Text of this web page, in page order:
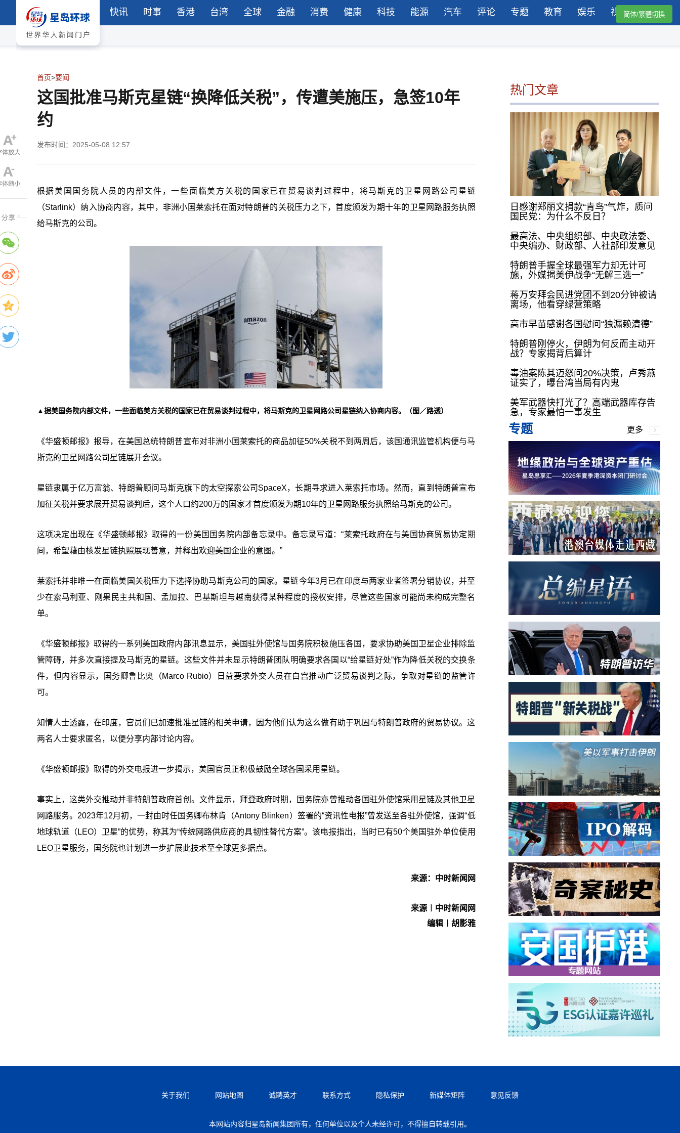
快讯 时事 香港 台湾 全球 金融 消费 健康 科技 能源 汽车 评论 专题 教育 娱乐 视频简体/繁體切換
首页>要闻
这国批准马斯克星链“换降低关税”，传遭美施压，急签10年
约
发布时间：2025-05-08 12:57
根据美国国务院人员的内部文件，一些面临美方关税的国家已在贸易谈判过程中，将马斯克的卫星网路公司星链
（Starlink）纳入协商内容，其中，非洲小国莱索托在面对特朗普的关税压力之下，首度颁发为期十年的卫星网路服务执照
给马斯克的公司。
▲据美国务院内部文件，一些面临美方关税的国家已在贸易谈判过程中，将马斯克的卫星网路公司星链纳入协商内容。（图／路透）
《华盛顿邮报》报导，在美国总统特朗普宣布对非洲小国莱索托的商品加征50%关税不到两周后，该国通讯监管机构便与马
斯克的卫星网路公司星链展开会议。
星链隶属于亿万富翁、特朗普顾问马斯克旗下的太空探索公司SpaceX，长期寻求进入莱索托市场。然而，直到特朗普宣布
加征关税并要求展开贸易谈判后，这个人口约200万的国家才首度颁发为期10年的卫星网路服务执照给马斯克的公司。
这项决定出现在《华盛顿邮报》取得的一份美国国务院内部备忘录中。备忘录写道：“莱索托政府在与美国协商贸易协定期
间，希望藉由核发星链执照展现善意，并释出欢迎美国企业的意图。”
莱索托并非唯一在面临美国关税压力下选择协助马斯克公司的国家。星链今年3月已在印度与两家业者签署分销协议，并至
少在索马利亚、刚果民主共和国、孟加拉、巴基斯坦与越南获得某种程度的授权安排，尽管这些国家可能尚未构成完整名
单。
《华盛顿邮报》取得的一系列美国政府内部讯息显示，美国驻外使馆与国务院积极施压各国，要求协助美国卫星企业排除监
管障碍，并多次直接提及马斯克的星链。这些文件并未显示特朗普团队明确要求各国以“给星链好处”作为降低关税的交换条
件，但内容显示，国务卿鲁比奥（Marco Rubio）日益要求外交人员在白宫推动广泛贸易谈判之际，争取对星链的监管许
可。
知情人士透露，在印度，官员们已加速批准星链的相关申请，因为他们认为这么做有助于巩固与特朗普政府的贸易协议。这
两名人士要求匿名，以便分享内部讨论内容。
《华盛顿邮报》取得的外交电报进一步揭示，美国官员正积极鼓励全球各国采用星链。
事实上，这类外交推动并非特朗普政府首创。文件显示，拜登政府时期，国务院亦曾推动各国驻外使馆采用星链及其他卫星
网路服务。2023年12月初，一封由时任国务卿布林肯（Antony Blinken）签署的“资讯性电报”曾发送至各驻外使馆，强调“低
地球轨道（LEO）卫星”的优势，称其为“传统网路供应商的具韧性替代方案”。该电报指出，当时已有50个美国驻外单位使用
LEO卫星服务，国务院也计划进一步扩展此技术至全球更多据点。
来源：中时新闻网
来源︱中时新闻网
编辑︱胡影雅
热门文章
日感谢郑丽文捐款“青鸟”气炸，质问
国民党：为什么不反日？
最高法、中央组织部、中央政法委、
中央编办、财政部、人社部印发意见
特朗普手握全球最强军力却无计可
施，外媒揭美伊战争“无解三选一”
蒋万安拜会民进党团不到20分钟被请
离场，他看穿绿营策略
高市早苗感谢各国慰问“独漏赖清德”
特朗普刚停火，伊朗为何反而主动开
战？专家揭背后算计
毒油案陈其迈怒问20%决策，卢秀燕
证实了，曝台湾当局有内鬼
美军武器快打光了？高端武器库存告
急，专家最怕一事发生
专题 更多
关于我们 网站地图 诚聘英才 联系方式 隐私保护 新媒体矩阵 意见反馈
本网站内容归星岛新闻集团所有，任何单位以及个人未经许可，不得擅自转载引用。